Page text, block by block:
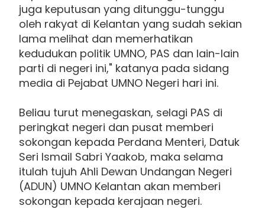
juga keputusan yang ditunggu-tunggu
oleh rakyat di Kelantan yang sudah sekian
lama melihat dan memerhatikan
kedudukan politik UMNO, PAS dan lain-lain
parti di negeri ini," katanya pada sidang
media di Pejabat UMNO Negeri hari ini.
Beliau turut menegaskan, selagi PAS di
peringkat negeri dan pusat memberi
sokongan kepada Perdana Menteri, Datuk
Seri Ismail Sabri Yaakob, maka selama
itulah tujuh Ahli Dewan Undangan Negeri
(ADUN) UMNO Kelantan akan memberi
sokongan kepada kerajaan negeri.